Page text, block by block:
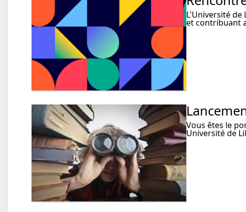
L'Université
et contribuant
Vous êtes le
Université de